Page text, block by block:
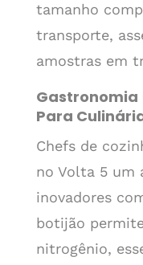
tamanho
transporte,
amostras em
Gastronomia
Para
Chefs de
no Volta 5 um
inovadores
botijão
nitrogênio,